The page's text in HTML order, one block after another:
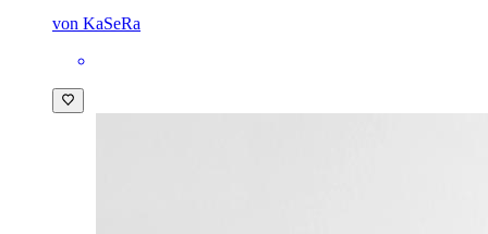
von KaSeRa